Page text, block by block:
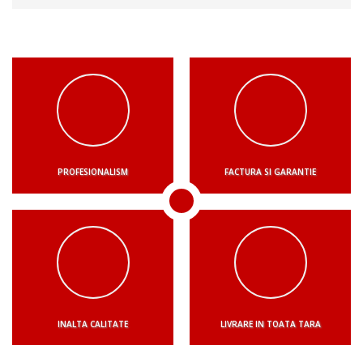
PROFESIONALISM FACTURA SI GARANTIE
INALTA CALITATE LIVRARE IN TOATA TARA